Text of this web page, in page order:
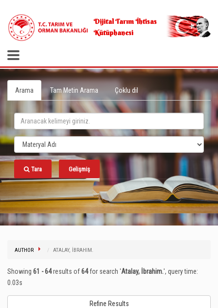
Dijital Tarım İhtisas
Kütüphanesi
Arama Tam Metin Arama Çoklu dil
Tara Gelişmiş
AUTHOR ATALAY, İBRAHIM.
Showing 61 - 64results of64for search 'Atalay, İbrahim.', query time:
0.03s
Refine Results